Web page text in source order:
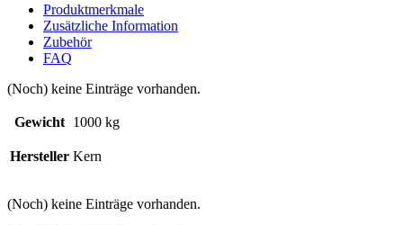
Produktmerkmale
Zusätzliche Information
Zubehör
FAQ
(Noch) keine Einträge vorhanden.
Gewicht 1000 kg
Hersteller Kern
(Noch) keine Einträge vorhanden.